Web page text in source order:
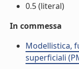
0.5 (literal)
In commessa
Modellistica,
superficiali